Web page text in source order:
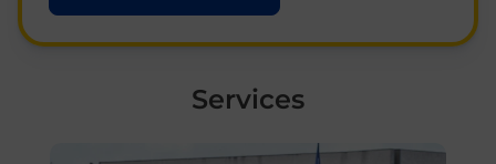
Services
En savoir plus